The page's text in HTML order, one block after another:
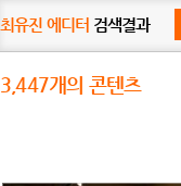
최유진 에디터 검색결과
3,447개의 콘텐츠